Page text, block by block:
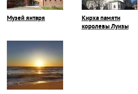
Музей янтаря
Кирха памяти
королевы Луизы